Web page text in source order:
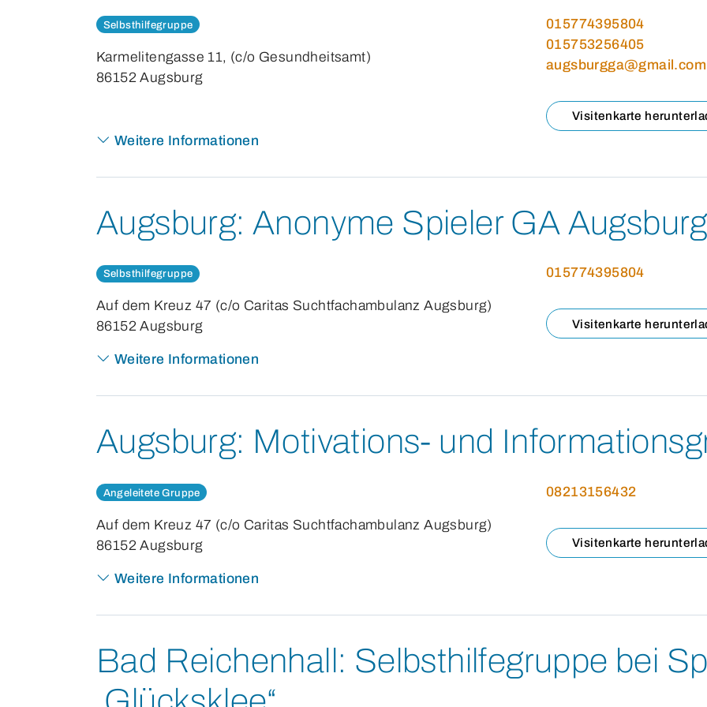
Selbsthilfegruppe
Karmelitengasse 11, (c/o Gesundheitsamt)
86152 Augsburg
015774395804
015753256405
augsburgga@gmail.com
Visitenkarte
Weitere Informationen
Augsburg: Anonyme Spieler GA Augsburg
Selbsthilfegruppe
Auf dem Kreuz 47 (c/o Caritas Suchtfachambulanz Augsburg)
86152 Augsburg
015774395804
Visitenkarte
Weitere Informationen
Augsburg: Motivations- und
Angeleitete Gruppe
Auf dem Kreuz 47 (c/o Caritas Suchtfachambulanz Augsburg)
86152 Augsburg
08213156432
Visitenkarte
Weitere Informationen
Bad Reichenhall: Selbsthilfegruppe bei